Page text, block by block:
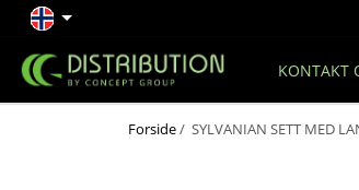
KONTAKT
Forside/ SYLVANIAN SETT MED